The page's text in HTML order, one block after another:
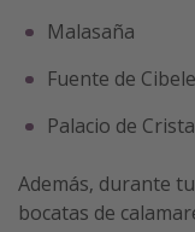
Malasaña
Fuente de
Palacio de
Además, durante
bocatas de